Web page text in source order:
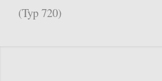
(Typ 720)